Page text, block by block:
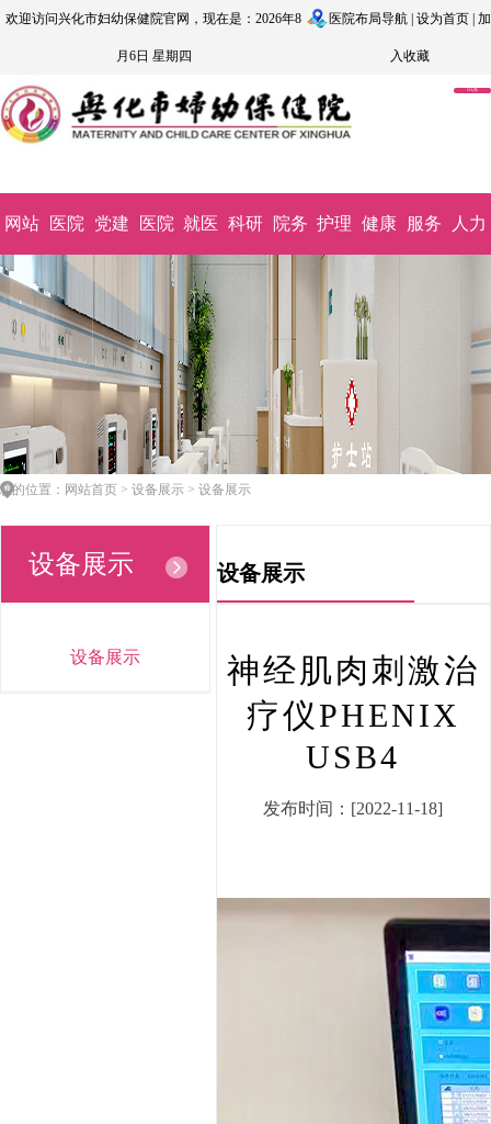
欢迎访问兴化市妇幼保健院官网，现在是：2026年8
月6日 星期四
医院布局导航| 设为首页| 加
入收藏
OA系
网站
首页
医院
概况
党建
文化
医院
动态
就医
指南
科研
教学
院务
公开
护理
园地
健康
科普
服务
监督
人力
资源
您的位置：网站首页 > 设备展示 > 设备展示
设备展示
设备展示
设备展示
神经肌肉刺激治
疗仪PHENIX
USB4
发布时间：[2022-11-18]